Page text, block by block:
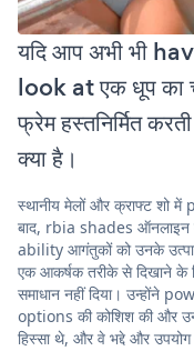
यदि आप अभी भी
look at एक धूप का
फ्रेम हस्तनिर्मित
क्या है।
स्थानीय मेलों और क्राफ्ट शो
बाद, rbia shades ऑनलाइन
ability आगंतुकों को उनके
एक आकर्षक तरीके से दिखाने के
समाधान नहीं दिया। उन्होंने
options की कोशिश की और
हिस्सा थे, और वे भद्दे और